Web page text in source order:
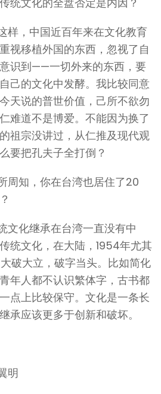
，中国近百年来在文化教育
视移植外国的东西，忽视了自
识到——一切外来的东西，要
己的文化中发酵。我比较同意
天说的普世价值，己所不欲勿
难道不是博爱。不能因为换了
祖宗没讲过，从仁推及现代观
要把孔夫子全打倒？
知，你在台湾也居住了20
化继承在台湾一直没有中
统文化，在大陆，1954年尤其
破大立，破字当头。比如简化
年人都不认识繁体字，古书都
点上比较保守。文化是一条长
承应该更多于创新和破坏。
明